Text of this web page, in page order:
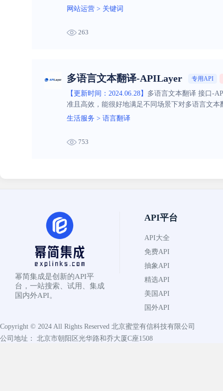
网站运营 > 关键词
263
多语言文本翻译-APILayer 专用API
【更新时间：2024.06.28】 多语言文本翻译 接口-
准且高效，能很好地满足不同场景下对多语言文
生活服务 > 语言翻译
753
幂简集成是创新的API平
台，一站搜索、试用、集成
国内外API。
API平台
API大全
免费API
抽象API
精选API
美国API
国外API
Copyright © 2024 All Rights Reserved 北京蜜堂有信科技有限公司
公司地址： 北京市朝阳区光华路和乔大厦C座1508